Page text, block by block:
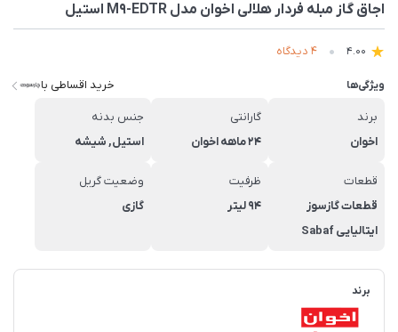
اجاق گاز مبله فردار هلالی اخوان مدل M9-EDTR استیل
4.00 4 دیدگاه
ویژگی‌ها خرید اقساطی با
برند
اخوان
گارانتی
۲۴ ماهه اخوان
جنس بدنه
استیل, شیشه
قطعات
قطعات گازسوز
ایتالیایی Sabaf
ظرفیت
94 لیتر
وضعیت گریل
گازی
برند